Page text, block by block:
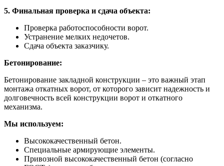
5. Финальная проверка и сдача объекта:
Проверка работоспособности ворот.
Устранение мелких недочетов.
Сдача объекта заказчику.
Бетонирование:
Бетонирование закладной конструкции – это важный этап
монтажа откатных ворот, от которого зависит надежность и
долговечность всей конструкции ворот и откатного
механизма.
Мы используем:
Высококачественный бетон.
Специальные армирующие элементы.
Привозной высококачественный бетон (согласно